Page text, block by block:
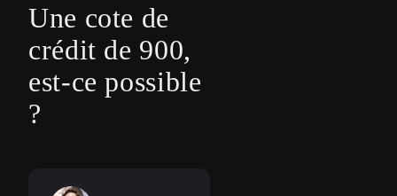
Une cote de
crédit de 900,
est-ce possible
?